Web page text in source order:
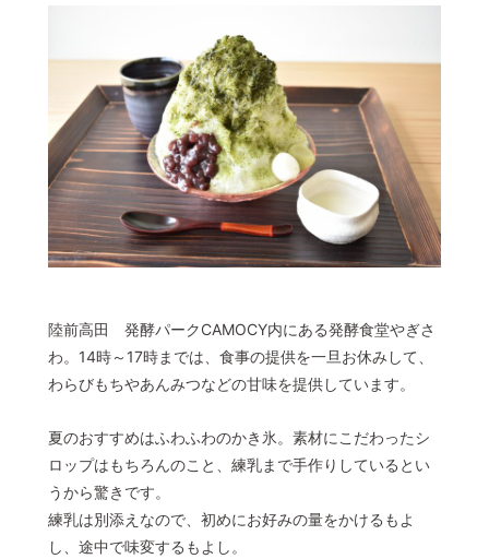
陸前高田 発酵パークCAMOCY内にある発酵食堂やぎさ
わ。14時～17時までは、食事の提供を一旦お休みして、
わらびもちやあんみつなどの甘味を提供しています。
夏のおすすめはふわふわのかき氷。素材にこだわったシ
ロップはもちろんのこと、練乳まで手作りしているとい
うから驚きです。
練乳は別添えなので、初めにお好みの量をかけるもよ
し、途中で味変するもよし。